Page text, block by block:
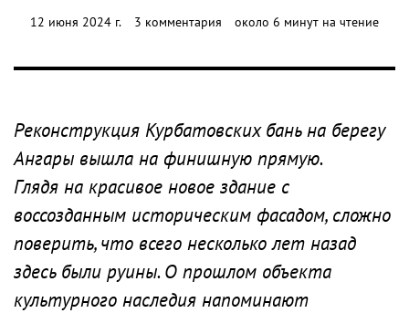
12 июня 2024 г. 3 комментария около 6 минут на чтение
Реконструкция Курбатовских бань на берегу
Ангары вышла на финишную прямую.
Глядя на красивое новое здание с
воссозданным историческим фасадом, сложно
поверить, что всего несколько лет назад
здесь были руины. О прошлом объекта
культурного наследия напоминают